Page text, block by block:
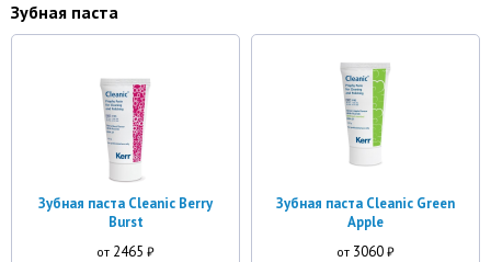
Зубная паста
Зубная паста Cleanic Berry
Burst
от 2465 ₽
Зубная паста Cleanic Green
Apple
от 3060 ₽